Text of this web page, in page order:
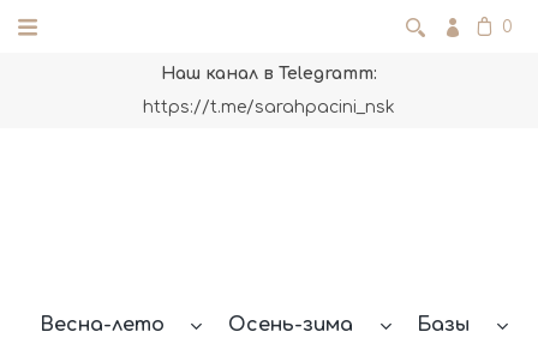
0
Наш канал в Telegramm:
https://t.me/sarahpacini_nsk
Весна-лето Осень-зима Базы